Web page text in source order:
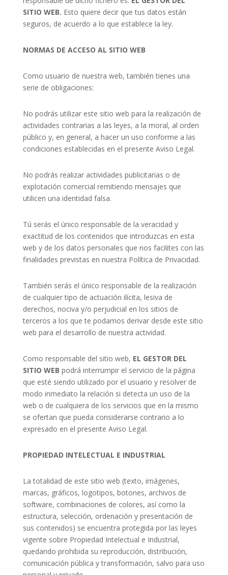
SITIO WEB. Esto quiere decir que tus datos están
seguros, de acuerdo a lo que establece la ley.
NORMAS DE ACCESO AL SITIO WEB
Como usuario de nuestra web, también tienes una
serie de obligaciones:
No podrás utilizar este sitio web para la realización de
actividades contrarias a las leyes, a la moral, al orden
público y, en general, a hacer un uso conforme a las
condiciones establecidas en el presente Aviso Legal.
No podrás realizar actividades publicitarias o de
explotación comercial remitiendo mensajes que
utilicen una identidad falsa.
Tú serás el único responsable de la veracidad y
exactitud de los contenidos que introduzcas en esta
web y de los datos personales que nos facilites con las
finalidades previstas en nuestra Política de Privacidad.
También serás el único responsable de la realización
de cualquier tipo de actuación ilícita, lesiva de
derechos, nociva y/o perjudicial en los sitios de
terceros a los que te podamos derivar desde este sitio
web para el desarrollo de nuestra actividad.
Como responsable del sitio web, EL GESTOR DEL
SITIO WEB podrá interrumpir el servicio de la página
que esté siendo utilizado por el usuario y resolver de
modo inmediato la relación si detecta un uso de la
web o de cualquiera de los servicios que en la mismo
se ofertan que pueda considerarse contrario a lo
expresado en el presente Aviso Legal.
PROPIEDAD INTELECTUAL E INDUSTRIAL
La totalidad de este sitio web (texto, imágenes,
marcas, gráficos, logotipos, botones, archivos de
software, combinaciones de colores, así como la
estructura, selección, ordenación y presentación de
sus contenidos) se encuentra protegida por las leyes
vigente sobre Propiedad Intelectual e Industrial,
quedando prohibida su reproducción, distribución,
comunicación pública y transformación, salvo para uso